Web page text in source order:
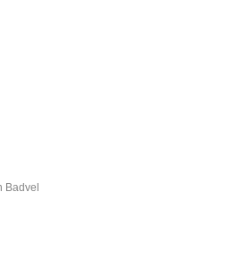
Badvel